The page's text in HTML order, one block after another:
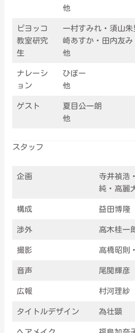
他
ピヨッコ
教室研究
生
一村すみれ・須山
崎あすか・田内友み
他
ナレーシ
ョン
ひぽー
他
ゲスト
夏目公一朗
他
スタッフ
企画
寺井禎浩
純・高麗
構成 益田博隆
渉外 高木桂一
撮影 高橋昭則
音声 尾関輝彦
広報 村河理紗
タイトルデザイン 為壮顕